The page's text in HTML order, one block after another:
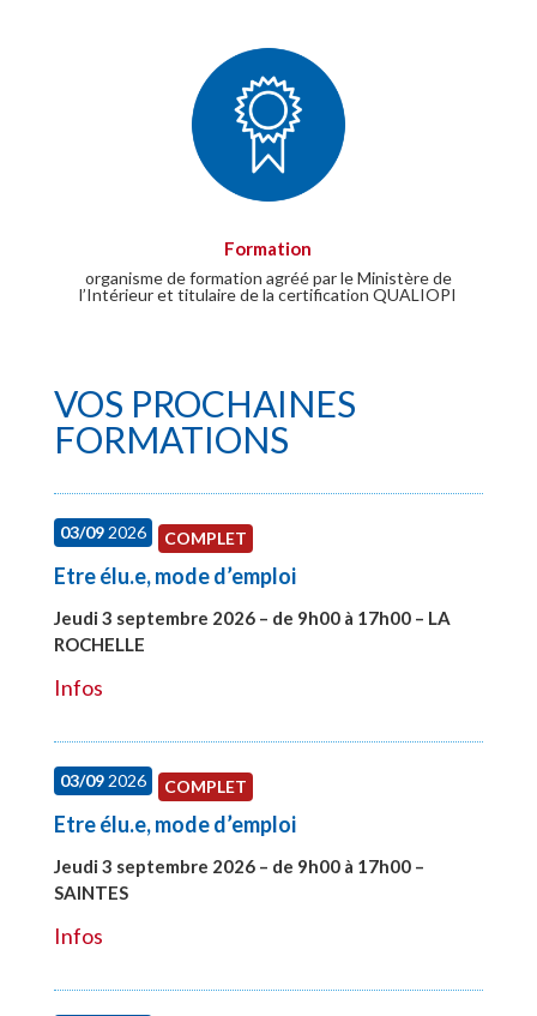
Formation
organisme de formation agréé par le Ministère de
l’Intérieur et titulaire de la certification QUALIOPI
VOS PROCHAINES
FORMATIONS
03/092026 COMPLET
Etre élu.e, mode d’emploi
Jeudi 3 septembre 2026 – de 9h00 à 17h00 – LA
ROCHELLE
Infos
03/092026 COMPLET
Etre élu.e, mode d’emploi
Jeudi 3 septembre 2026 – de 9h00 à 17h00 –
SAINTES
Infos